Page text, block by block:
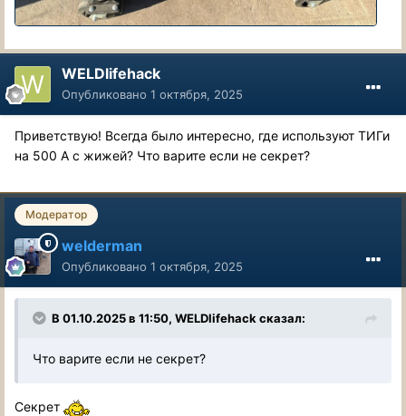
WELDlifehack
Опубликовано 1 октября, 2025
Приветствую! Всегда было интересно, где используют ТИГи
на 500 А с жижей? Что варите если не секрет?
Модератор
welderman
Опубликовано 1 октября, 2025
В 01.10.2025 в 11:50, WELDlifehackсказал:
Что варите если не секрет?
Секрет